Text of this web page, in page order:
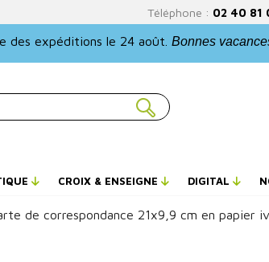
Téléphone : 02 40 81
des expéditions le 24 août. Bonnes
CROIX & ENSEIGNE DIGITAL
de correspondance 21x9,9 cm en papier